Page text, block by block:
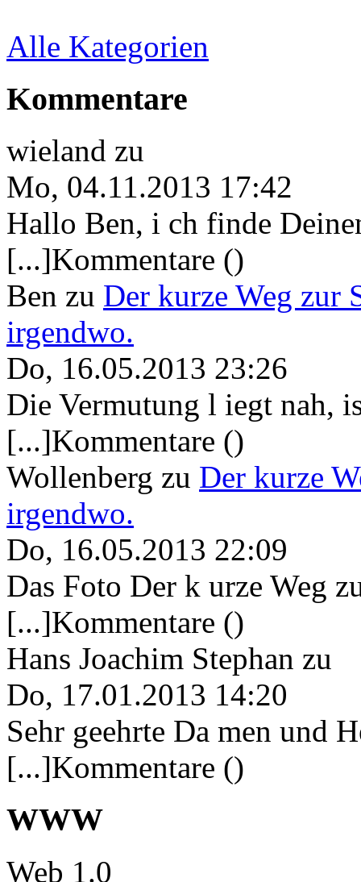
Alle Kategorien
Kommentare
wieland zu
Mo, 04.11.2013 17:42
Hallo Ben, i ch finde
[...]Kommentare ()
Ben zu Der kurze Weg zur
irgendwo.
Do, 16.05.2013 23:26
Die Vermutung l iegt nah,
[...]Kommentare ()
Wollenberg zu Der kurze
irgendwo.
Do, 16.05.2013 22:09
Das Foto Der k urze Weg
[...]Kommentare ()
Hans Joachim Stephan zu
Do, 17.01.2013 14:20
Sehr geehrte Da men und
[...]Kommentare ()
WWW
Web 1.0